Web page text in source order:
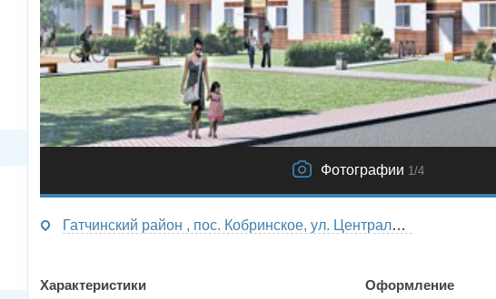
Фотографии 1/4
Гатчинский район , пос. Кобринское, ул. Центральная д. 12-а
Характеристики Оформление